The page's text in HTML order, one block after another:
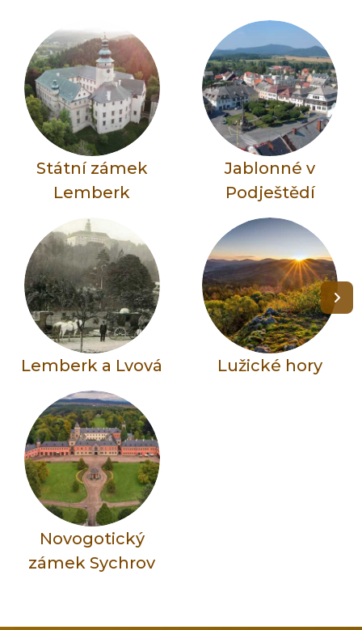
Státní zámek
Lemberk
Jablonné v
Podještědí
Lemberk a Lvová Lužické hory
Novogotický
zámek Sychrov